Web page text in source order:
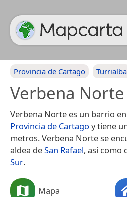
Provincia de Cartago Turrialba
Verbena Norte
Verbena Norte es un barrio en
Provincia de Cartago y tiene
metros. Verbena Norte se
aldea deSan Rafael, así como
Sur.
Mapa